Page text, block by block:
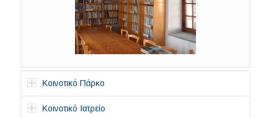
Κοινοτικό Πάρκο
Κοινοτικό Ιατρείο